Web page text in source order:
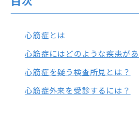
心筋症とは
心筋症にはどのような疾患があ
心筋症を疑う検査所見とは？
心筋症外来を受診するには？